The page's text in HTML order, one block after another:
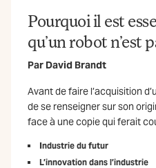
Pourquoi il est
qu’un robot n’est
Par David Brandt
Avant de faire l’acquisition
de se renseigner sur son
face à une copie qui ferait
Industrie du futur
L’innovation dans l’industrie